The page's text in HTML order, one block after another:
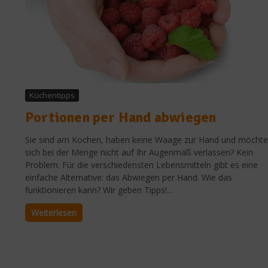
Küchentipps
Portionen per Hand abwiegen
Sie sind am Kochen, haben keine Waage zur Hand und
sich bei der Menge nicht auf Ihr Augenmaß verlassen? Kein
Problem. Für die verschiedensten Lebensmitteln gibt es eine
einfache Alternative: das Abwiegen per Hand. Wie das
funktionieren kann? Wir geben Tipps!...
Weiterlesen